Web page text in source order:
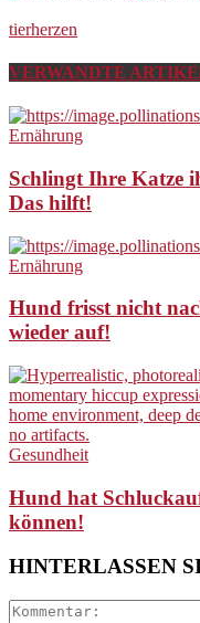
tierherzen
VERWANDTE
Ernährung
Schlingt Ihre Katze
Das hilft!
Ernährung
Hund frisst nicht
wieder auf!
Gesundheit
Hund hat
können!
HINTERLASSEN